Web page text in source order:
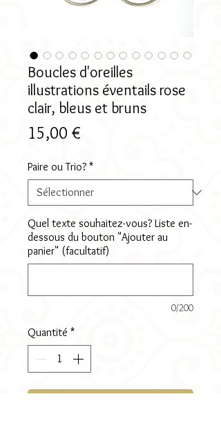
Boucles d'oreilles
illustrations éventails rose
clair, bleus et bruns
15,00 €
Paire ou Trio? *
Quel texte souhaitez-vous? Liste en-
dessous du bouton "Ajouter au
panier" (facultatif)
0/200
Quantité *